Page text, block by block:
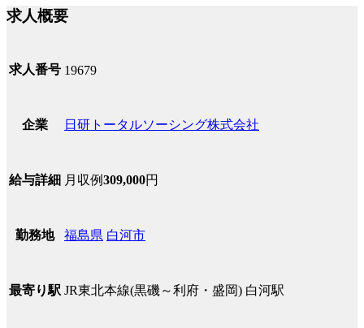
求人概要
求人番号 19679
企業 日研トータルソーシング株式会社
給与詳細 月収例309,000円
勤務地 福島県 白河市
最寄り駅 JR東北本線(黒磯～利府・盛岡) 白河駅